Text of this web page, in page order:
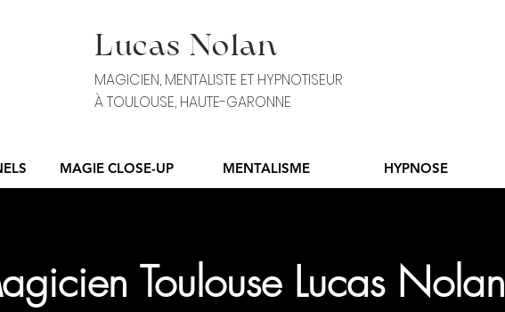
Lucas Nolan
MAGICIEN, MENTALISTE ET HYPNOTISEUR
À TOULOUSE, HAUTE-GARONNE
MAGIE CLOSE-UP MENTALISME HYPNOSE
Toulouse Lucas Nolan